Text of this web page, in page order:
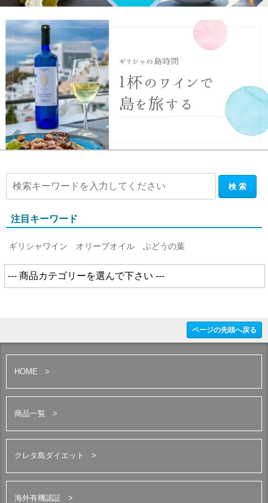
注目キーワード
ギリシャワイン オリーブオイル ぶどうの葉
ページの先頭へ戻る
HOME
商品一覧
クレタ島ダイエット
海外有機認証